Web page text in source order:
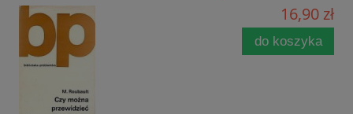
16,90 zł
do koszyka